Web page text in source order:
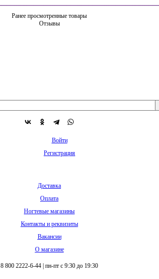
Ранее просмотренные товары
Отзывы
Войти
Регистрация
Доставка
Оплата
Ногтевые магазины
Контакты и реквизиты
Вакансии
О магазине
8 800 2222-6-44 пн-пт с 9:30 до 19:30